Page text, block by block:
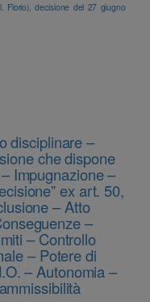
Florio), decisione del 27 giugno
disciplinare –
che dispone
Impugnazione –
ex art. 50,
– Atto
–
– Controllo
– Potere di
– Autonomia –